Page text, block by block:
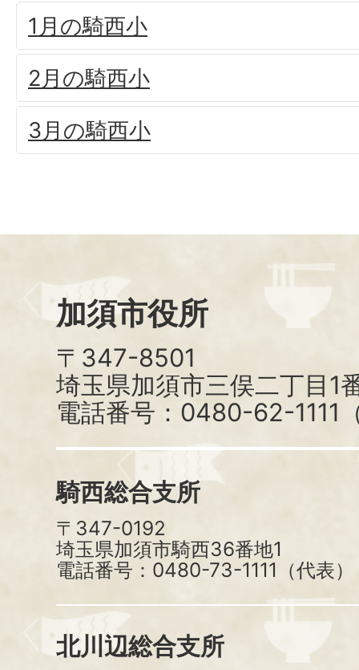
1月の騎西小
2月の騎西小
3月の騎西小
加須市役所
〒347-8501
埼玉県加須市三俣二丁目1
電話番号：0480-62-1111
騎西総合支所
〒347-0192
埼玉県加須市騎西36番地1
電話番号：0480-73-1111（代表）
北川辺総合支所